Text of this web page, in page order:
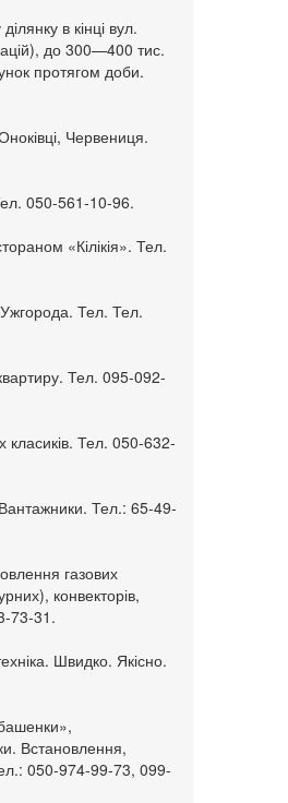
в кінці вул.
до 300—400 тис.
протягом доби.
Червениця.
050-561-10-96.
«Кілікія». Тел.
Ужгорода. Тел. Тел.
Тел. 095-092-
класиків. Тел. 050-632-
Тел.: 65-49-
газових
конвекторів,
73-31.
Швидко. Якісно.
Встановлення,
050-974-99-73, 099-